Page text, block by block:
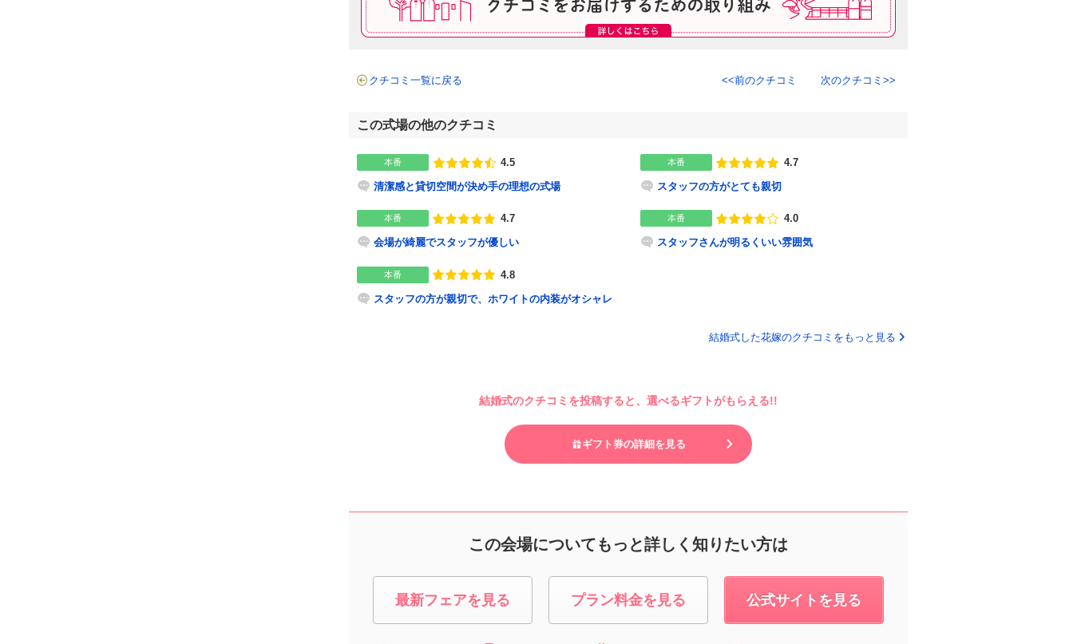
クチコミ一覧に戻る 次のクチコミ
前のクチコミ
この式場の他のクチコミ
本番 点数
4.5
清潔感と貸切空間が決め手の理想の式場
本番 点数
4.7
スタッフの方がとても親切
本番 点数
4.7
会場が綺麗でスタッフが優しい
本番 点数
4.0
スタッフさんが明るくいい雰囲気
本番 点数
4.8
スタッフの方が親切で、ホワイトの内装がオシャレ
結婚式した花嫁のクチコミをもっと見る
結婚式のクチコミを投稿すると、選べるギフトがもらえる!!
ギフト券の詳細を見る
この会場についてもっと詳しく知りたい方は
最新フェアを見る プラン料金を見る 公式サイトを見る